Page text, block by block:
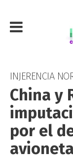
INJERENCIA
China y
por el